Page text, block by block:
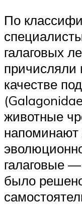
По
галаговых
причисляли
качестве
животные
напоминают
галаговые
было